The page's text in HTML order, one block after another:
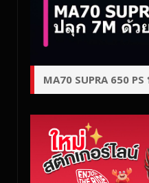
MA70 SUPRA 650